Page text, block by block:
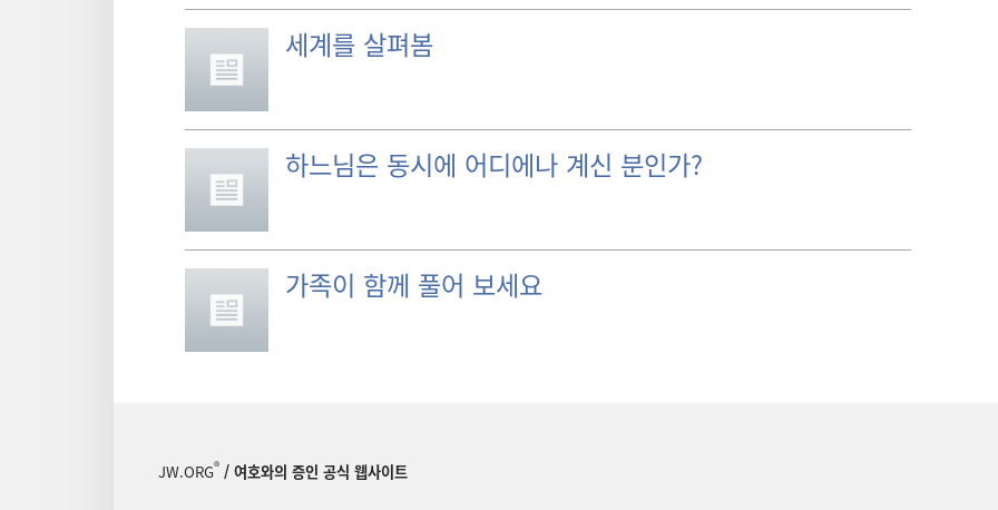
세계를 살펴봄
하느님은 동시에 어디에나 계신 분인가?
가족이 함께 풀어 보세요
JW.ORG® / 여호와의 증인 공식 웹사이트